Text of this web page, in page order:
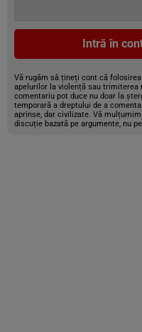
Intră în
Vă rugăm să țineți cont că
apelurilor la violență sau trimiterea
comentariu pot duce nu doar la
temporară a dreptului de a
aprinse, dar civilizate. Vă
discuție bazată pe argumente, nu